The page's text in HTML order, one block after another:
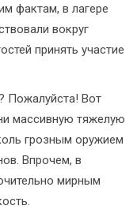
фактам, в лагере
вокруг
принять участие
Пожалуйста! Вот
массивную тяжелую
грозным оружием
Впрочем, в
мирным